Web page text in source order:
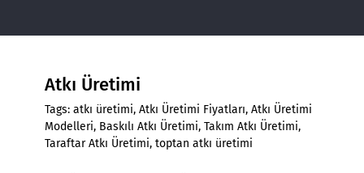
Atkı Üretimi
Tags: atkı üretimi, Atkı Üretimi Fiyatları, Atkı Üretimi
Modelleri, Baskılı Atkı Üretimi, Takım Atkı Üretimi,
Taraftar Atkı Üretimi, toptan atkı üretimi